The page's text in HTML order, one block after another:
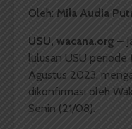
Oleh: Mila Audia
USU, wacana.org –
lulusan USU
Agustus 2023,
dikonfirmasi oleh
Senin (21/08).